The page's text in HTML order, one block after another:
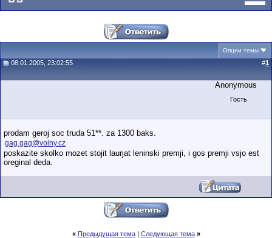
Опции темы
08.01.2005, 23:02:55 #1
Anonymous
Гость
prodam geroj soc truda 51**. za 1300 baks.
gag.gag@volny.cz
poskazite skolko mozet stojit laurjat leninski premji, i gos premji vsjo est
oreginal deda.
« Предыдущая тема| Следующая тема »